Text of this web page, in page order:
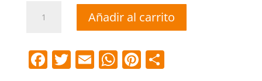
frappe
Quid
Añadir al carrito
F T E W Pi C